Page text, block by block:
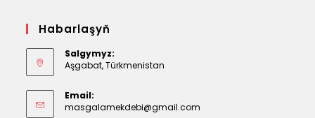
Habarlaşyň
Salgymyz:
Aşgabat, Türkmenistan
Email:
masgalamekdebi@gmail.com